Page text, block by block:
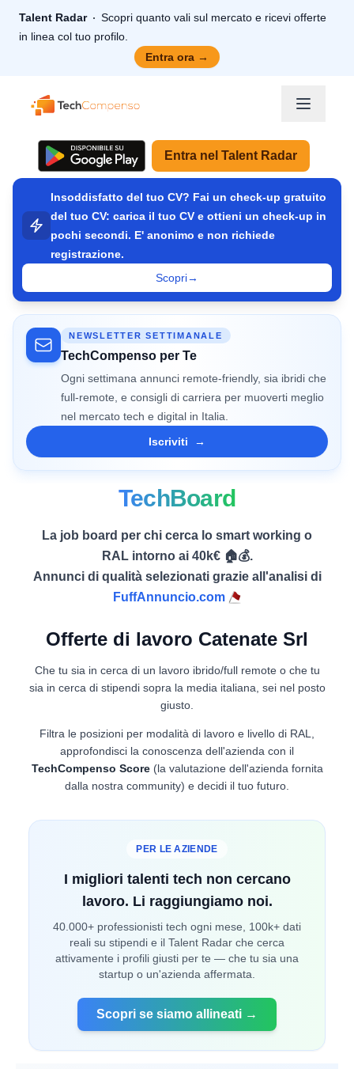
Talent Radar
Scopri quanto vali sul mercato e ricevi offerte
in linea col tuo profilo.
Entra ora →
TechCompenso
Entra nel Talent Radar
Insoddisfatto del tuo CV? Fai un check-up gratuito
del tuo CV: carica il tuo CV e ottieni un check-up in
pochi secondi. E' anonimo e non richiede
registrazione.
Scopri→
NEWSLETTER SETTIMANALE
TechCompenso per Te
Ogni settimana annunci remote-friendly, sia ibridi che
full-remote, e consigli di carriera per muoverti meglio
nel mercato tech e digital in Italia.
Iscriviti
→
TechBoard
La job board per chi cerca lo smart working o
RAL intorno ai 40k€ 🏠💰.
Annunci di qualità selezionati grazie all'analisi di
FuffAnnuncio.com
Offerte di lavoro Catenate Srl
Che tu sia in cerca di un lavoro ibrido/full remote o che tu
sia in cerca di stipendi sopra la media italiana, sei nel posto
giusto.
Filtra le posizioni per modalità di lavoro e livello di RAL,
approfondisci la conoscenza dell'azienda con il
TechCompenso Score(la valutazione dell'azienda fornita
dalla nostra community) e decidi il tuo futuro.
PER LE AZIENDE
I migliori talenti tech non cercano
lavoro. Li raggiungiamo noi.
40.000+ professionisti tech ogni mese, 100k+ dati
reali su stipendi e il Talent Radar che cerca
attivamente i profili giusti per te — che tu sia una
startup o un'azienda affermata.
Scopri se siamo allineati →